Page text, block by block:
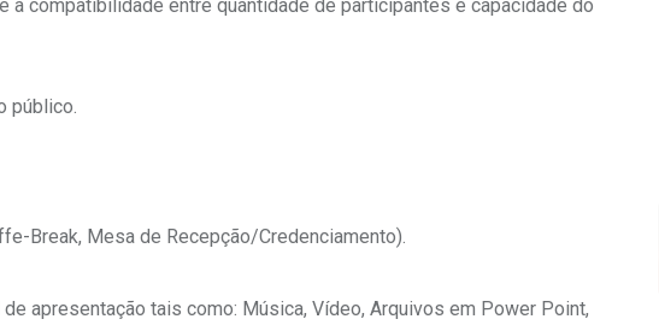
compatibilidade entre quantidade de participantes e capacidade do
público.
Break, Mesa de Recepção/Credenciamento).
apresentação tais como: Música, Vídeo, Arquivos em Power Point,